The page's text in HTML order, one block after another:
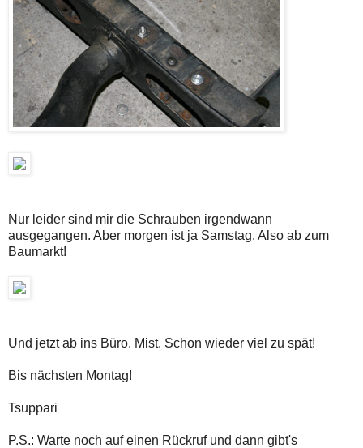
Nur leider sind mir die Schrauben irgendwann
ausgegangen. Aber morgen ist ja Samstag. Also ab zum
Baumarkt!
Und jetzt ab ins Büro. Mist. Schon wieder viel zu spät!
Bis nächsten Montag!
Tsuppari
P.S.: Warte noch auf einen Rückruf und dann gibt's